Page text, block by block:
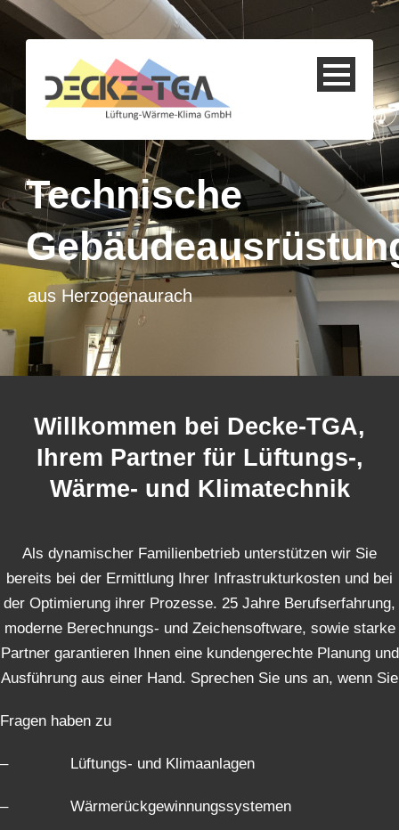
Technische
aus Herzogenaurach
Willkommen bei Decke-TGA,
Ihrem Partner für Lüftungs-,
Wärme- und Klimatechnik
Als dynamischer Familienbetrieb unterstützen wir Sie
bereits bei der Ermittlung Ihrer Infrastrukturkosten und bei
der Optimierung ihrer Prozesse. 25 Jahre Berufserfahrung,
moderne Berechnungs- und Zeichensoftware, sowie starke
Partner garantieren Ihnen eine kundengerechte Planung und
Ausführung aus einer Hand. Sprechen Sie uns an, wenn Sie
Fragen haben zu
– Lüftungs- und Klimaanlagen
– Wärmerückgewinnungssystemen